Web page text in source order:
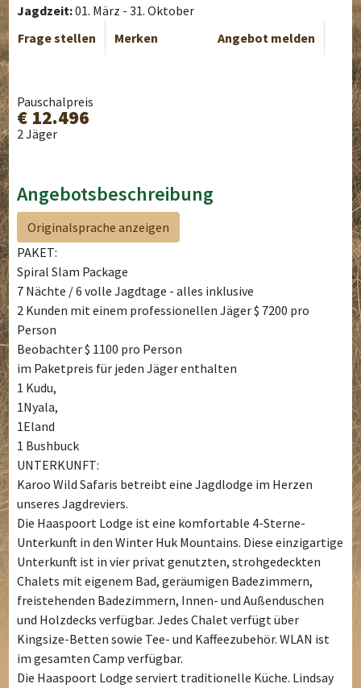
Jagdzeit:01. März - 31. Oktober
Frage stellen
Merken Angebot melden
Pauschalpreis
€ 12.496
2 Jäger
Angebotsbeschreibung
Originalsprache anzeigen
PAKET:
Spiral Slam Package
7 Nächte / 6 volle Jagdtage - alles inklusive
2 Kunden mit einem professionellen Jäger $ 7200 pro
Person
Beobachter $ 1100 pro Person
im Paketpreis für jeden Jäger enthalten
1 Kudu,
1Nyala,
1Eland
1 Bushbuck
UNTERKUNFT:
Karoo Wild Safaris betreibt eine Jagdlodge im Herzen
unseres Jagdreviers.
Die Haaspoort Lodge ist eine komfortable 4-Sterne-
Unterkunft in den Winter Huk Mountains. Diese einzigartige
Unterkunft ist in vier privat genutzten, strohgedeckten
Chalets mit eigenem Bad, geräumigen Badezimmern,
freistehenden Badezimmern, Innen- und Außenduschen
und Holzdecks verfügbar. Jedes Chalet verfügt über
Kingsize-Betten sowie Tee- und Kaffeezubehör. WLAN ist
im gesamten Camp verfügbar.
Die Haaspoort Lodge serviert traditionelle Küche. Lindsay